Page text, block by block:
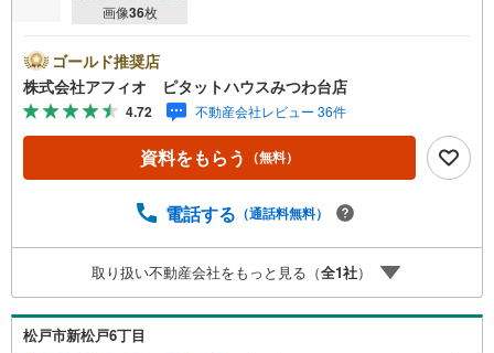
画像36枚
ゴールド推奨店
株式会社アフィオ ピタットハウスみつわ台店
4.72 不動産会社レビュー 36件
資料をもらう （無料）
電話する （通話料無料）
取り扱い不動産会社をもっと見る（全1社）
松戸市新松戸6丁目